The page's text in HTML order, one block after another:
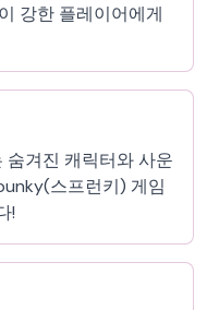
강한 플레이어에게
숨겨진 캐릭터와 사운
스프런키) 게임
!